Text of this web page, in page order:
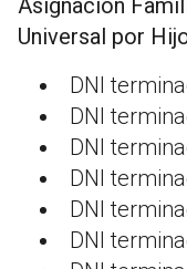
Universal por
DNI
DNI
DNI
DNI
DNI
DNI